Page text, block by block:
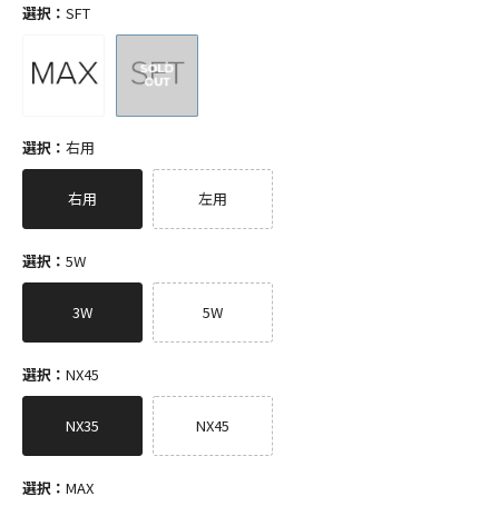
選択： SFT
選択： 右用
右用 左用
選択： 5W
3W 5W
選択： NX45
NX35 NX45
選択： MAX